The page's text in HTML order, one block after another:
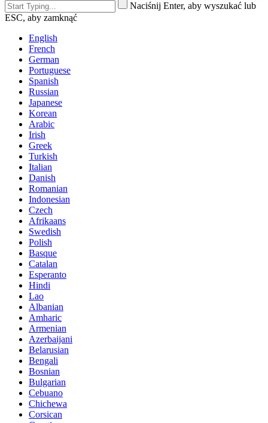
Naciśnij Enter, aby wyszukać lub
ESC, aby zamknąć
English
French
German
Portuguese
Spanish
Russian
Japanese
Korean
Arabic
Irish
Greek
Turkish
Italian
Danish
Romanian
Indonesian
Czech
Afrikaans
Swedish
Polish
Basque
Catalan
Esperanto
Hindi
Lao
Albanian
Amharic
Armenian
Azerbaijani
Belarusian
Bengali
Bosnian
Bulgarian
Cebuano
Chichewa
Corsican